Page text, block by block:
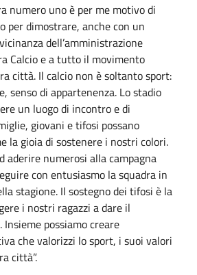
numero uno è per me motivo di
per dimostrare, anche con un
dell’amministrazione
Calcio e a tutto il movimento
città. Il calcio non è soltanto sport:
senso di appartenenza. Lo stadio
un luogo di incontro e di
giovani e tifosi possano
la gioia di sostenere i nostri colori.
aderire numerosi alla campagna
con entusiasmo la squadra in
stagione. Il sostegno dei tifosi è la
i nostri ragazzi a dare il
Insieme possiamo creare
che valorizzi lo sport, i suoi valori
città”.